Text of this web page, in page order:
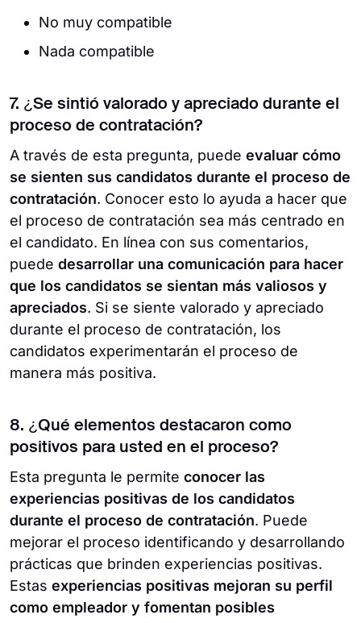
No muy compatible
Nada compatible
7. ¿Se sintió valorado y apreciado durante el
proceso de contratación?
A través de esta pregunta, puede evaluar cómo
se sienten sus candidatos durante el proceso de
contratación. Conocer esto lo ayuda a hacer que
el proceso de contratación sea más centrado en
el candidato. En línea con sus comentarios,
puede desarrollar una comunicación para hacer
que los candidatos se sientan más valiosos y
apreciados. Si se siente valorado y apreciado
durante el proceso de contratación, los
candidatos experimentarán el proceso de
manera más positiva.
8. ¿Qué elementos destacaron como
positivos para usted en el proceso?
Esta pregunta le permite conocer las
experiencias positivas de los candidatos
durante el proceso de contratación. Puede
mejorar el proceso identificando y desarrollando
prácticas que brinden experiencias positivas.
Estas experiencias positivas mejoran su perfil
como empleador y fomentan posibles